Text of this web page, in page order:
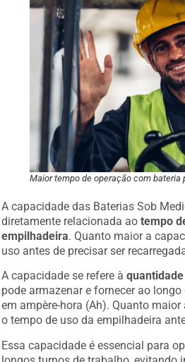
Maior tempo de operação com bateria
A capacidade das Baterias Sob
diretamente relacionada aotempo
empilhadeira . Quanto maior a
uso antes de precisar ser recarregada.
A capacidade se refere à
pode armazenar e fornecer ao
em ampère-hora (Ah). Quanto
o tempo de uso da empilhadeira
Essa capacidade é essencial para
longos turnos de trabalho, evitando